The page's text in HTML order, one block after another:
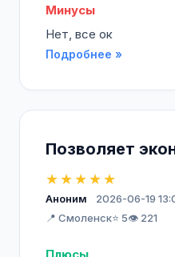
Минусы
Нет, все ок
Подробнее »
Позволяет
★★★★★
Аноним
2026-06-19
📍 Смоленск⭐ 5👁️ 221